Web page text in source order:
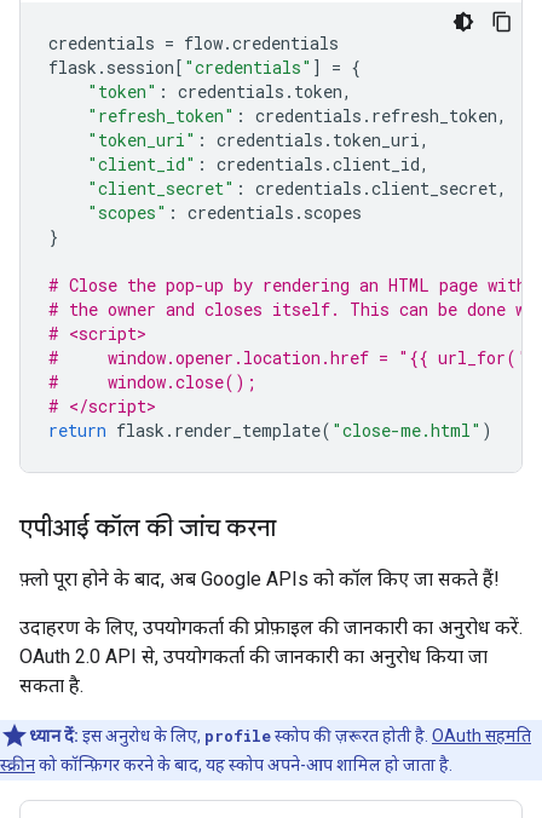
credentials = flow.credentials
flask . session[ "credentials" ] = {
"token" : credentials . token,
"refresh_token" : credentials . refresh_token,
"token_uri" : credentials . token_uri,
"client_id" : credentials .client_id,
"client_secret" : credentials .client_secret,
"scopes" : credentials . scopes
}
# Close the pop-up by rendering an HTML page
# the owner and closes itself. This can be done
# <script>
#     window.opener.location.href = "{{
#     window.close();
# </script>
return flask . render_template( "close-me.html" )
एपीआई कॉल की जांच करना
फ़्लो पूरा होने के बाद, अब Google APIs को कॉल किए जा सकते हैं!
उदाहरण के लिए, उपयोगकर्ता की प्रोफ़ाइल की जानकारी का अनुरोध करें.
OAuth 2.0 API से, उपयोगकर्ता की जानकारी का अनुरोध किया जा
सकता है.
ध्यान दें: इस अनुरोध के लिए, profileस्कोप की ज़रूरत होती है. OAuth सहमति
स्क्रीनको कॉन्फ़िगर करने के बाद, यह स्कोप अपने-आप शामिल हो जाता है.